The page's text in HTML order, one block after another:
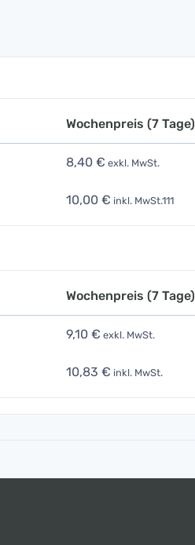
Wochenpreis (7 Tage)
8,40 € exkl. MwSt.
10,00 € inkl. MwSt.111
Wochenpreis (7 Tage)
9,10 € exkl. MwSt.
10,83 € inkl. MwSt.